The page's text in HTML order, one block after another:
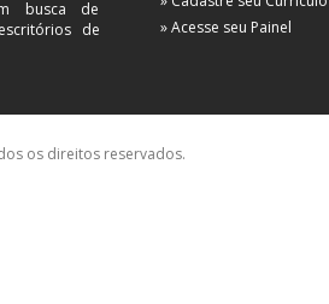
busca de
de
» Acesse seu Painel
os direitos reservados.